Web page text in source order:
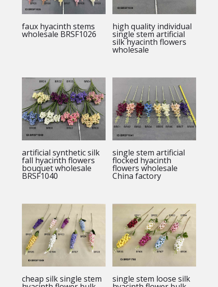
faux hyacinth stems
wholesale BRSF1026
high quality individual
single stem artificial
silk hyacinth flowers
wholesale
artificial synthetic silk
fall hyacinth flowers
bouquet wholesale
BRSF1040
single stem artificial
flocked hyacinth
flowers wholesale
China factory
cheap silk single stem single stem loose silk